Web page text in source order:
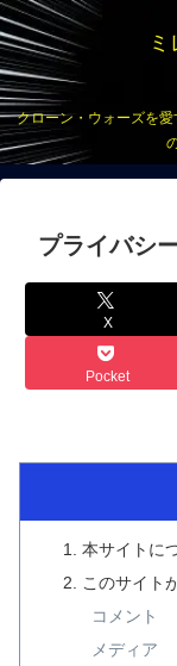
クローン・ウォーズを
プライバシ
X
Pocket
本サイトに
このサイト
コメント
メディア